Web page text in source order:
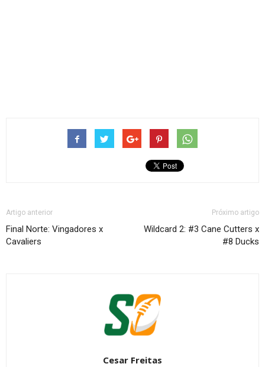
Artigo anterior
Final Norte: Vingadores x
Cavaliers
Próximo artigo
Wildcard 2: #3 Cane Cutters x
#8 Ducks
Cesar Freitas